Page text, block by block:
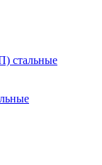
стальные